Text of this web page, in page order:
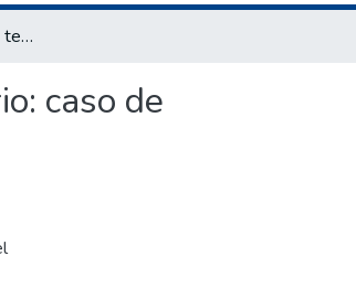
Análisis comparativo de tecnologías de interfaz natural de usuario: caso de estudio Reconocimiento de Voz y Gestos
caso de